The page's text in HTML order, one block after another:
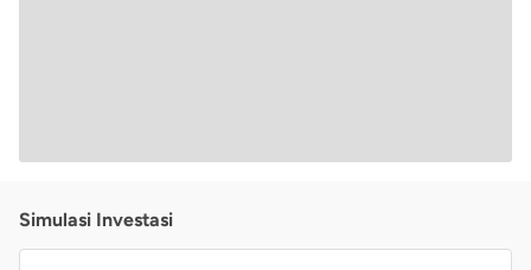
Simulasi Investasi